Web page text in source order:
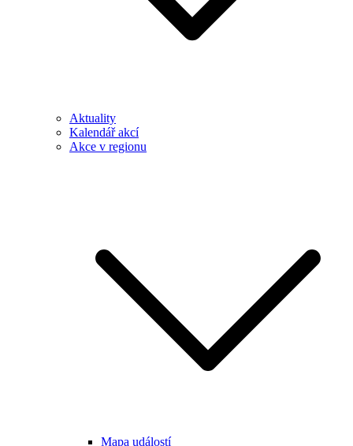
Aktuality
Kalendář akcí
Akce v regionu
Mapa událostí